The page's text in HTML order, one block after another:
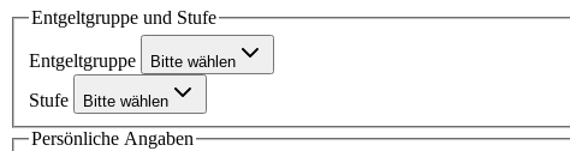
Entgeltgruppe und Stufe
Entgeltgruppe Bitte wählen
Stufe Bitte wählen
Persönliche Angaben